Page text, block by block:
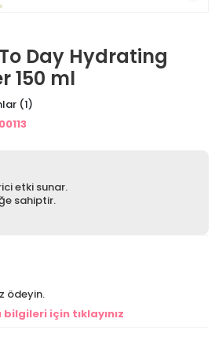
Day Hydrating
150 ml
(1)
etki sunar.
sahiptir.
ödeyin.
için tıklayınız